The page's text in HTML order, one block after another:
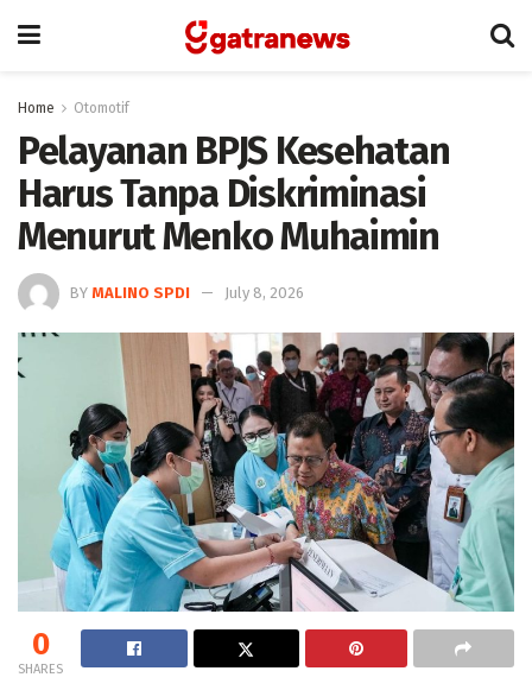
Home Otomotif
Pelayanan BPJS Kesehatan
Harus Tanpa Diskriminasi
Menurut Menko Muhaimin
BY MALINO SPDI July 8, 2026
0
SHARES